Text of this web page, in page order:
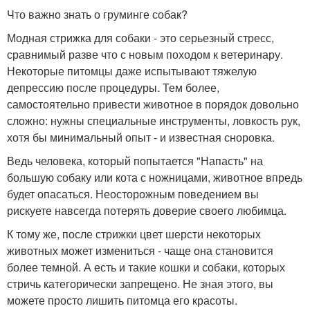
Что важно знать о груминге собак?
Модная стрижка для собаки - это серьезный стресс,
сравнимый разве что с новым походом к ветеринару.
Некоторые питомцы даже испытывают тяжелую
депрессию после процедуры. Тем более,
самостоятельно привести животное в порядок довольно
сложно: нужны специальные инструменты, ловкость рук,
хотя бы минимальный опыт - и известная сноровка.
Ведь человека, который попытается "Напасть" на
большую собаку или кота с ножницами, животное впредь
будет опасаться. Неосторожным поведением вы
рискуете навсегда потерять доверие своего любимца.
К тому же, после стрижки цвет шерсти некоторых
животных может измениться - чаще она становится
более темной. А есть и такие кошки и собаки, которых
стричь категорически запрещено. Не зная этого, вы
можете просто лишить питомца его красоты.